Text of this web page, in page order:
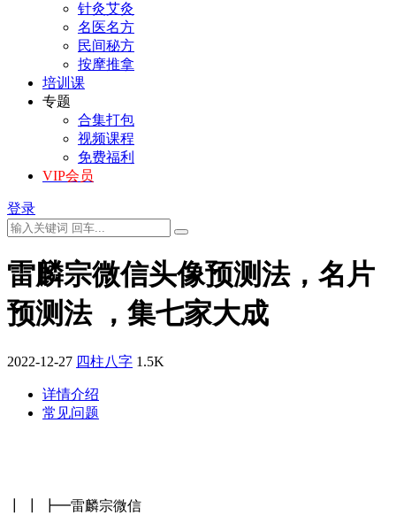
针灸艾灸
名医名方
民间秘方
按摩推拿
培训课
专题
合集打包
视频课程
免费福利
VIP会员
登录
雷麟宗微信头像预测法，名片
预测法 ，集七家大成
2022-12-27 四柱八字 1.5K
详情介绍
常见问题
┃ ┃ ┣━雷麟宗微信